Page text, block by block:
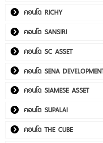
คอนโด RICHY
คอนโด SANSIRI
คอนโด SC ASSET
คอนโด SENA
คอนโด SIAMESE ASSET
คอนโด SUPALAI
คอนโด THE CUBE